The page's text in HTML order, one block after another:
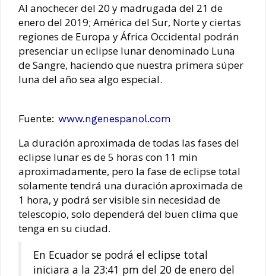
Al anochecer del 20 y madrugada del 21 de
enero del 2019; América del Sur, Norte y ciertas
regiones de Europa y África Occidental podrán
presenciar un eclipse lunar denominado Luna
de Sangre, haciendo que nuestra primera súper
luna del año sea algo especial.
Fuente: www.ngenespanol.com
La duración aproximada de todas las fases del
eclipse lunar es de 5 horas con 11 min
aproximadamente, pero la fase de eclipse total
solamente tendrá una duración aproximada de
1 hora, y podrá ser visible sin necesidad de
telescopio, solo dependerá del buen clima que
tenga en su ciudad.
En Ecuador se podrá el eclipse total
iniciara a la 23:41 pm del 20 de enero del